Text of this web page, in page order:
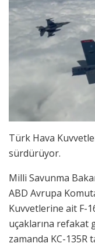
Türk Hava
sürdürüyor.
Milli Savunma
ABD Avrupa
Kuvvetlerine ait F-
uçaklarına refakat
zamanda KC-135R